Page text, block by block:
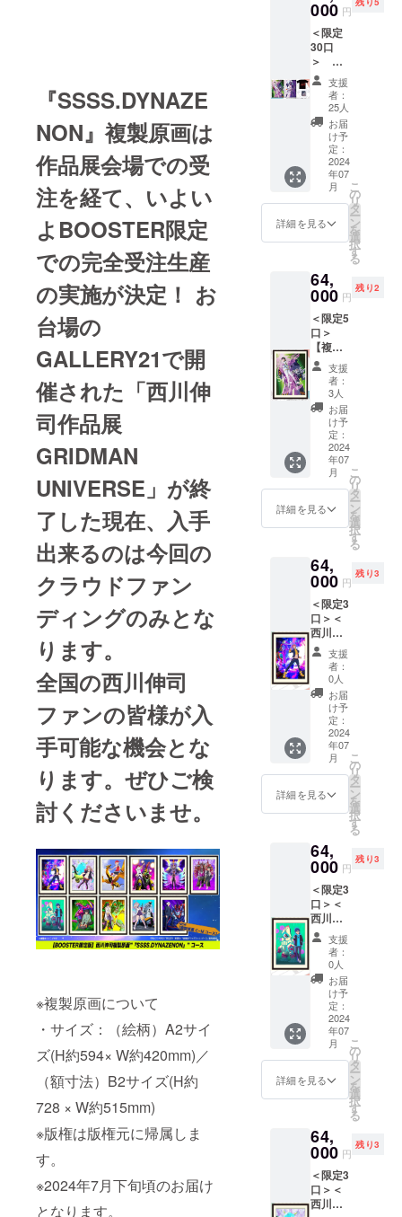
『SSSS.DYNAZE
NON』複製原画は
作品展会場での受
注を経て、いよい
よBOOSTER限定
での完全受注生産
の実施が決定！ お
台場の
GALLERY21で開
催された「西川伸
司作品展
GRIDMAN
UNIVERSE」が終
了した現在、入手
出来るのは今回の
クラウドファン
ディングのみとな
ります。
全国の西川伸司
ファンの皆様が入
手可能な機会とな
ります。ぜひご検
討くださいませ。
※複製原画について
・サイズ：（絵柄）A2サイ
ズ(H約594× W約420mm)／
（額寸法）B2サイズ(H約
728 × W約515mm)
※版権は版権元に帰属しま
す。
※2024年7月下旬頃のお届け
となります。
務用
コース
ター専
用吸水
紙 印
刷：片
面フル
カラー
(予定)
※2024
年7月下
旬頃の
お届け
となり
ます。
※価格は
税込み
※送料は
別途お
客様負
担（着
払い）
となり
ます。
※画像は
イメー
ジで
す。
『SSSS
.DYNAZ
ENON
』から
『グ
リッド
マンユ
ニバー
ス』ま
での全
怪獣紹
介 ※版
権は版
権元に
帰属し
ます。
※2024
旬頃の
お届け
となり
ます。
※価格は
税込み
です。
※送料は
別途お
客様負
担（着
払い）
となり
ます。
※画像は
イメー
ジで
す。
ルカ
ラー80
ページ
・収録
作品/
『SSSS
.GRIDM
AN』
『SSSS
.DYNAZ
ENON
』から
『グ
リッド
ニバー
ス』ま
怪獣紹
介 ※版
権は版
権元に
帰属し
ます。
※2024
年7月下
旬頃の
お届け
となり
ます。
※価格は
税込み
です。
※送料は
別途お
客様負
担（着
となり
ます。
※画像は
イメー
ジで
す。
品/
『SSSS
.GRIDM
AN』
『SSSS
.DYNAZ
ENON
』から
『グ
リッド
マンユ
ニバー
ス』ま
での全
DATA
※2024
年7月下
お届け
となり
ます。
※価格は
税込み
です。
※送料は
別途お
客様負
担（着
払い）
となり
ます。
※画像は
イメー
す。
用吸水
刷：片
面フル
カラー
(予定)
●【西川
伸司直
筆サイ
ン入
り】＜
BOOST
ER限定
版＞
伸司の
怪獣解
予定判
型：A4
ソフト
カバー
(予定)
●予定総
頁/オー
ルカ
ラー80
ページ
(予定) ●
収録作
『SSSS
.GRIDM
『SSSS
.DYNAZ
『グ
リッド
マンユ
ニバー
ス』ま
での全
怪獣
DATA
※2024
年7月下
旬頃の
お届け
となり
ます。
※価格は
です。
※送料は
客様負
担（着
払い）
となり
ます。
※画像は
イメー
ジで
す。
チ”T
シャ
ツ』 と
『西川
伸司の
怪獣解
説図
鑑』の
セット
コース
です。
<リター
ン内容>
●【描き
下ろし
使用】
シャツ
●【西川
伸司直
筆サイ
ン入
り】＜
BOOST
ER限定
版＞
『西川
伸司の
怪獣解
説図
鑑』 ※T
シャツ
て ・サ
イズ
XXLか
らお選
びくだ
さい。
（綿
100％）
M 着丈
69 身幅
52 肩幅
46 袖丈
20 L
着丈73
身幅55
肩幅50
袖丈
22 XL
着丈77
身幅58
24
XXL 着
丈81 身
幅63 肩
幅57 袖
丈25
※図鑑に
ついて
・予定
判型：
A4 ソフ
トカ
バー ・
予定総
頁/オー
ラー80
ページ
作品/
『SSSS
.GRIDM
AN』
『SSSS
.DYNAZ
カラー
化して
アカネ
を加筆
修正し
た新イ
ラスト
の限定T
シャツ
化が実
現！
『作品
展描き
下ろし
イラス
ト”アカ
『西川
伸司の
怪獣解
説図
鑑』の
セット
コース
です。
<リター
ン内容>
●【描き
下ろし
使用】
西川伸
司 ”アカ
ネ
color”T
●【西川
筆サイ
ン入
り】＜
BOOST
ER限定
版＞
『西川
伸司の
怪獣解
説図
鑑』 ※T
シャツ
につい
て ・サ
イズ
M,L,XL,
XXLか
さい。
（綿
100％）
M 着丈
69 身幅
52 肩幅
46 袖丈
20 L
着丈73
身幅55
肩幅50
袖丈
22 XL
着丈77
身幅58
袖丈
24
幅63 肩
幅57 袖
丈25
※図鑑に
ついて
・予定
000 円
＜限定
30口
＞
【GOO
DS➀
コー
ス】 西
川伸司
が作品
展用に
描き下
ろした
イラス
トを使
用した
「 ポス
種）」
と「T
シャツ
（2
種）」
の限定
コース
です。
<リター
ン内容>
●【描き
下ろし
使用】
西川伸
司 “サウ
ンドラ
ス合
イズ）
●【描き
下ろし
使用】
西川伸
司 “アカ
ネ&アレ
クシ
ス・ケ
リヴ
2024”B
2ポス
ター
●【描き
下ろし
使用】
西川伸
司”アン
●【描き
下ろし
使用】
西川伸
司 ”アカ
ネ
color”T
シャツ
※ポス
ターに
ついて
・作品
展用に
描き下
ろした
トを使
用した
す。 ・
新作ポ
スター2
種セッ
ト：西
川伸司
支援
者：
25人
お届
け予
定：
2024
年07
月
詳細を見る
こ
の
リ
タ
ー
ン
を
選
択
す
る
64,
000 円
残り2
＜限定5
口＞
【複製
原画
コース
A】 西
川伸司
による
作品展
用描き
下ろし
イラス
ト『グ
リッド
マン ユ
ニバー
ウンド
ラス合
体！”を
BOOST
ER限定
で複製
原画と
して完
全受注
生産が
決定！
入手出
来るの
は今回
のクラ
ウド
ファン
ます。
＜リ
ターン
内容＞
●＜西川
伸司直
筆サイ
ン入り
＆製造
証明書
付＞描
き下ろ
し複製
原画
『グ
リッド
マン ユ
ラス合
体！” ※
複製原
画につ
いて ・
サイ
支援
者：
3人
お届
け予
定：
2024
年07
月
詳細を見る
こ
の
リ
タ
ー
ン
を
選
択
す
る
64,
000 円
残り3
＜限定3
口＞＜
西川伸
司直筆
サイン
入り・
BOOST
ER限定
＞【複
製原画
コース
C】 西
川伸司
による
描き下
ろし
.DYNAZ
ENON
』「ガ
ウマ
× ダイ
ナゼノ
ン」 展
覧会用
加筆作
品を原
画展会
場と
BOOST
ER限定
で複製
原画と
して完
決定！
原画展
が終了
した現
在、入
手出来
支援
者：
0人
お届
け予
定：
2024
年07
月
詳細を見る
こ
の
リ
タ
ー
ン
を
選
択
す
る
64,
000 円
残り3
＜限定3
口＞＜
西川伸
司直筆
サイン
入り・
BOOST
ER限定
＞【複
製原画
コース
D】 西
川伸司
による
描き下
ろし
.DYNAZ
ENON
』「麻
中 蓬
× ザイ
オー
支援
者：
0人
お届
け予
定：
2024
年07
月
詳細を見る
こ
の
リ
タ
ー
ン
を
選
択
す
る
64,
000 円
残り3
＜限定3
口＞＜
西川伸